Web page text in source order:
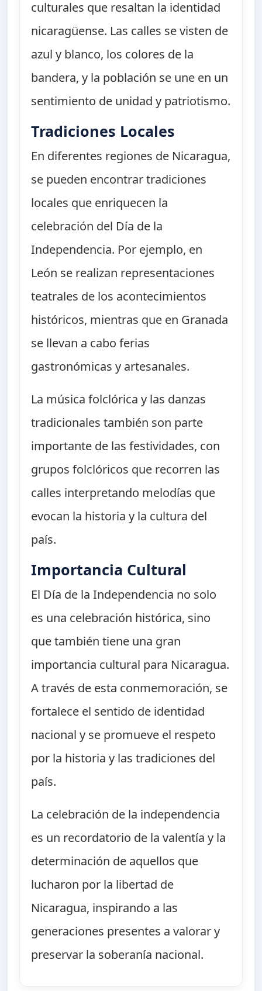
culturales que resaltan la identidad
nicaragüense. Las calles se visten de
azul y blanco, los colores de la
bandera, y la población se une en un
sentimiento de unidad y patriotismo.
Tradiciones Locales
En diferentes regiones de Nicaragua,
se pueden encontrar tradiciones
locales que enriquecen la
celebración del Día de la
Independencia. Por ejemplo, en
León se realizan representaciones
teatrales de los acontecimientos
históricos, mientras que en Granada
se llevan a cabo ferias
gastronómicas y artesanales.
La música folclórica y las danzas
tradicionales también son parte
importante de las festividades, con
grupos folclóricos que recorren las
calles interpretando melodías que
evocan la historia y la cultura del
país.
Importancia Cultural
El Día de la Independencia no solo
es una celebración histórica, sino
que también tiene una gran
importancia cultural para Nicaragua.
A través de esta conmemoración, se
fortalece el sentido de identidad
nacional y se promueve el respeto
por la historia y las tradiciones del
país.
La celebración de la independencia
es un recordatorio de la valentía y la
determinación de aquellos que
lucharon por la libertad de
Nicaragua, inspirando a las
generaciones presentes a valorar y
preservar la soberanía nacional.